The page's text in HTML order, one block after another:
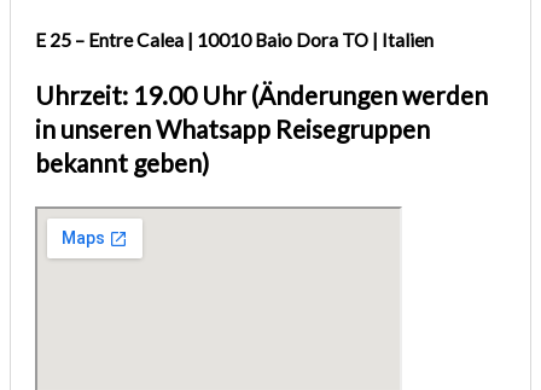
E 25 – Entre Calea | 10010 Baio Dora TO | Italien
Uhrzeit: 19.00 Uhr (Änderungen werden
in unseren Whatsapp Reisegruppen
bekannt geben)